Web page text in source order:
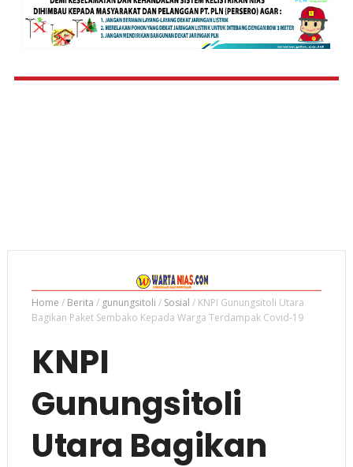
Home / Berita / gunungsitoli / Sosial / KNPI Gunungsitoli Utara
Bagikan Paket Sembako Kepada Warga Terdampak Covid-19
KNPI
Gunungsitoli
Utara Bagikan